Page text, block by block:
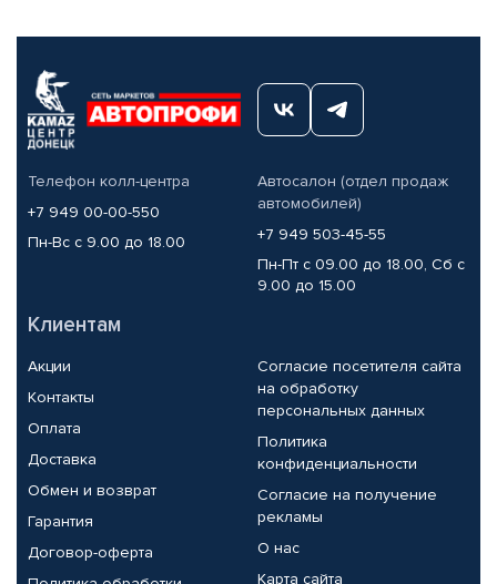
Телефон колл-центра
+7 949 00-00-550
Пн-Вс с 9.00 до 18.00
Автосалон (отдел продаж
автомобилей)
+7 949 503-45-55
Пн-Пт с 09.00 до 18.00, Сб с
9.00 до 15.00
Клиентам
Акции
Контакты
Оплата
Доставка
Обмен и возврат
Гарантия
Договор-оферта
Согласие посетителя сайта
на обработку
персональных данных
Политика
конфиденциальности
Согласие на получение
рекламы
О нас
Карта сайта